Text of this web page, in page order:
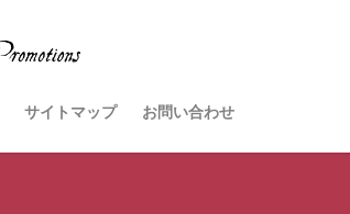
サイトマップ お問い合わせ